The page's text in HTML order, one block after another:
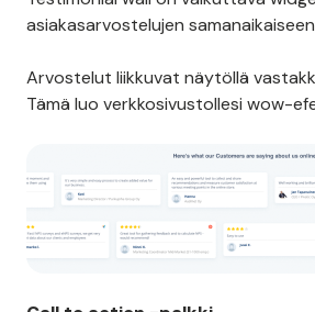
asiakasarvostelujen
Arvostelut liikkuvat näytöllä
Tämä luo verkkosivustollesi wow-